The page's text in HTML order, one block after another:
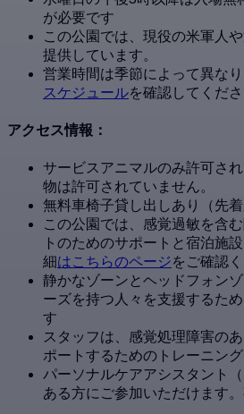
が必要です
この公園では、現役の米軍人
提供しています。
営業時間は季節によって異な
スケジュールを確認してくだ
アクセス情報：
サービスアニマルのみ許可さ
物は許可されていません。
無料車椅子貸し出しあり（先着
この公園では、感覚過敏を含
トのためのサポートと宿泊施
細はこちらのページをご確認く
静かなゾーンとヘッドフォン
ーズを持つ人々を支援するた
す
スタッフは、感覚処理障害の
ポートするためのトレーニン
パーソナルケアアシスタント
ある方にご参加いただけます